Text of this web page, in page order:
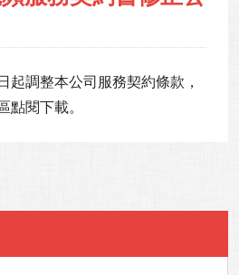
起調整本公司服務契約條款，
點閱下載。